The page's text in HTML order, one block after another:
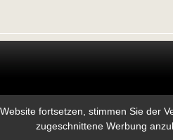
fortsetzen, stimmen Sie der
zugeschnittene Werbung